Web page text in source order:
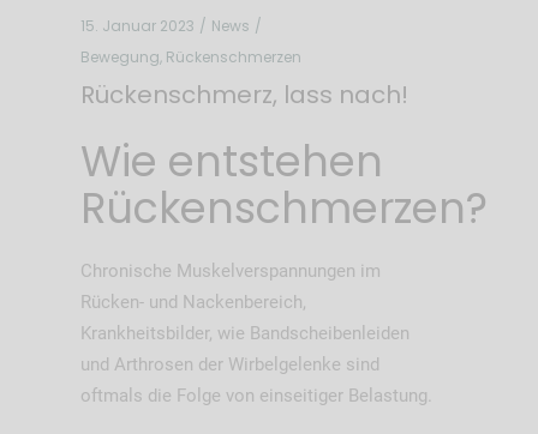
15. Januar 2023
News
Bewegung, Rückenschmerzen
Rückenschmerz, lass nach!
Wie entstehen
Rückenschmerzen?
Chronische Muskelverspannungen im
Rücken- und Nackenbereich,
Krankheitsbilder, wie Bandscheibenleiden
und Arthrosen der Wirbelgelenke sind
oftmals die Folge von einseitiger Belastung.